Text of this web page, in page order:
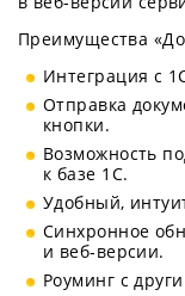
Преимущества
Интеграция с
Отправка
кнопки.
Возможность
к базе 1С.
Удобный,
Синхронное
и веб‑версии.
Роуминг с